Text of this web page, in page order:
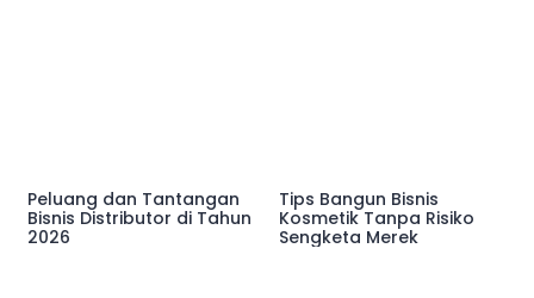
Peluang dan Tantangan
Bisnis Distributor di Tahun
2026
Tips Bangun Bisnis
Kosmetik Tanpa Risiko
Sengketa Merek